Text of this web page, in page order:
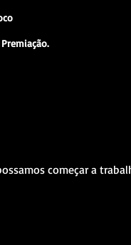
começar a